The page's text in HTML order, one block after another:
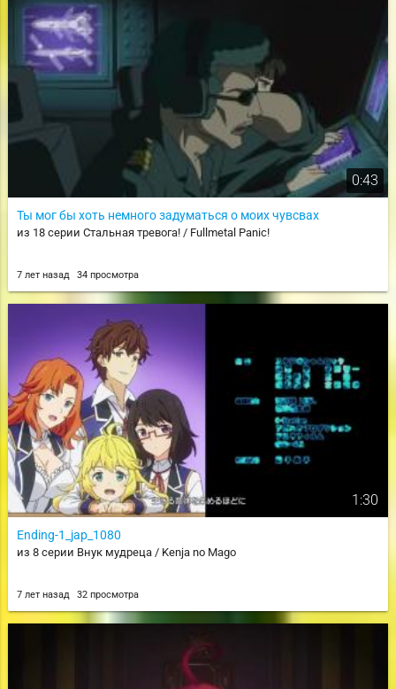
0:43
Ты мог бы хоть немного задуматься о моих чувсвах
из 18 серии Стальная тревога! / Fullmetal Panic!
7 лет назад 34 просмотра
1:30
Ending-1_jap_1080
из 8 серии Внук мудреца / Kenja no Mago
7 лет назад 32 просмотра